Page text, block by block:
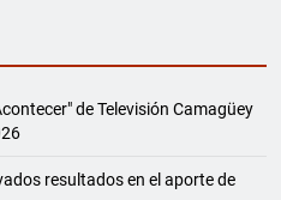
de Televisión Camagüey
resultados en el aporte de